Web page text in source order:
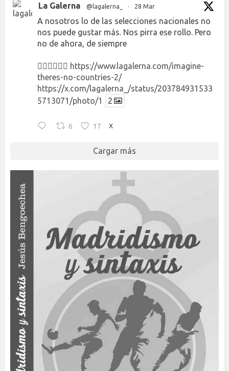
La Galerna @lagalerna_ · 28 Mar
A nosotros lo de las selecciones nacionales no
nos puede gustar más. Nos pirra ese rollo. Pero
no de ahora, de siempre
👉🏻👉🏻👉🏻 https://www.lagalerna.com/imagine-
theres-no-countries-2/
https://x.com/lagalerna_/status/203784931533
5713071/photo/1
2
6 17 X
Cargar más